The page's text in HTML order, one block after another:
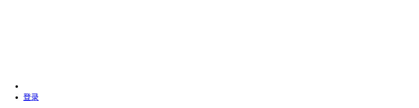
登录